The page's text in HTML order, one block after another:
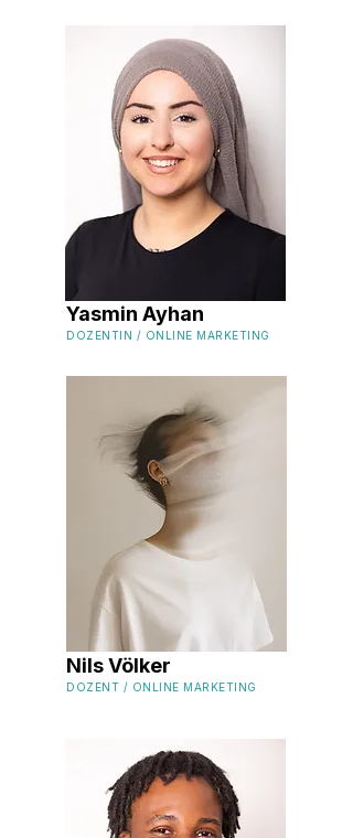
Yasmin Ayhan
DOZENTIN / ONLINE MARKETING
Nils Völker
DOZENT / ONLINE MARKETING